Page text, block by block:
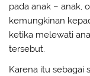
pada anak – anak,
kemungkinan
ketika melewati
tersebut.
Karena itu sebagai